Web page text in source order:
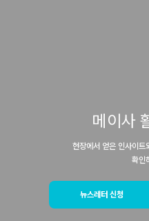
메이사
현장에서 얻은 인사이트
확인
뉴스레터 신청